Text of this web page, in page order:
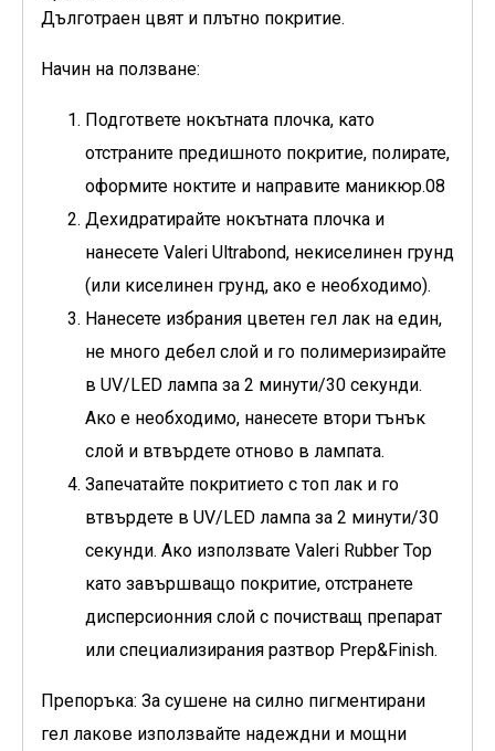
Дълготраен цвят и плътно покритие.
Начин на ползване:
Подгответе нокътната плочка, като
отстраните предишното покритие, полирате,
оформите ноктите и направите маникюр.08
Дехидратирайте нокътната плочка и
нанесете Valeri Ultrabond, некиселинен грунд
(или киселинен грунд, ако е необходимо).
Нанесете избрания цветен гел лак на един,
не много дебел слой и го полимеризирайте
в UV/LED лампа за 2 минути/30 секунди.
Ако е необходимо, нанесете втори тънък
слой и втвърдете отново в лампата.
Запечатайте покритието с топ лак и го
втвърдете в UV/LED лампа за 2 минути/30
секунди. Ако използвате Valeri Rubber Top
като завършващо покритие, отстранете
дисперсионния слой с почистващ препарат
или специализирания разтвор Prep&Finish.
Препоръка: За сушене на силно пигментирани
гел лакове използвайте надеждни и мощни